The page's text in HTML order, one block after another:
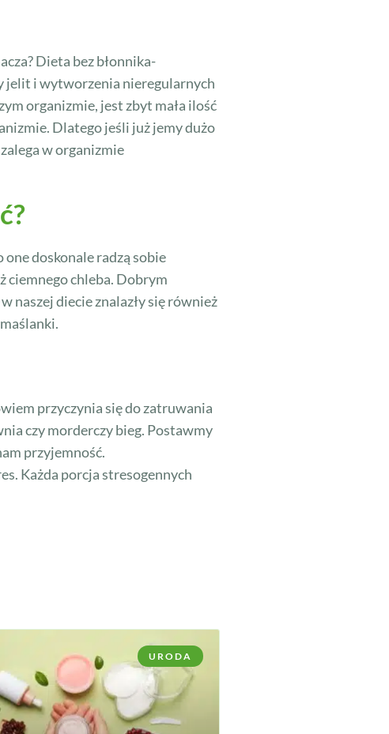
Dieta bez błonnika-
jelit i wytworzenia nieregularnych
organizmie, jest zbyt mała ilość
Dlatego jeśli już jemy dużo
w organizmie
doskonale radzą sobie
ciemnego chleba. Dobrym
naszej diecie znalazły się również
przyczynia się do zatruwania
czy morderczy bieg. Postawmy
przyjemność.
Każda porcja stresogennych
URODA